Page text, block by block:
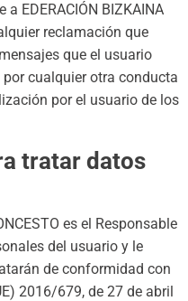
EDERACIÓN BIZKAINA
reclamación que
que el usuario
cualquier otra conducta
por el usuario de los
tratar datos
es el Responsable
del usuario y le
de conformidad con
2016/679, de 27 de abril